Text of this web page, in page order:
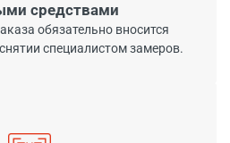
средствами
обязательно вносится
специалистом замеров.